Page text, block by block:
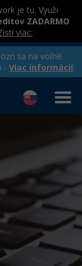
je tu. Využi
ZADARMO
viac:
sa na voľné
- Viac informácií.